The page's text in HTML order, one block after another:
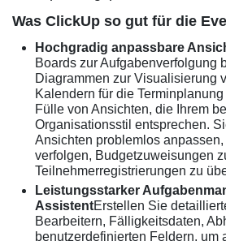
Was ClickUp so gut für die
Hochgradig anpassbare
Boards zur Aufgabenverfolgung
Diagrammen zur Visualisierung
Kalendern für die
Fülle von Ansichten, die Ihrem
Organisationsstil entsprechen.
Ansichten problemlos
verfolgen, Budgetzuweisungen
Teilnehmerregistrierungen zu
Leistungsstarker
AssistentErstellen Sie
Bearbeitern, Fälligkeitsdaten,
benutzerdefinierten Feldern, um